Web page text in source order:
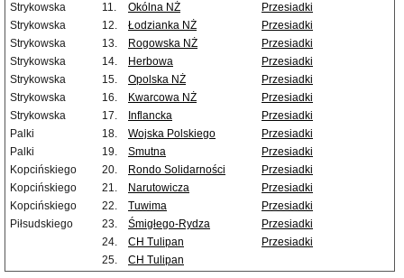
Strykowska
11. Okólna NŻ
Przesiadki
Strykowska
12. Łodzianka NŻ
Przesiadki
Strykowska
13. Rogowska NŻ
Przesiadki
Strykowska
14. Herbowa
Przesiadki
Strykowska
15. Opolska NŻ
Przesiadki
Strykowska
16. Kwarcowa NŻ
Przesiadki
Strykowska
17. Inflancka
Przesiadki
Palki
18. Wojska Polskiego
Przesiadki
Palki
19. Smutna
Przesiadki
Kopcińskiego
20. Rondo Solidarności
Przesiadki
Kopcińskiego
21. Narutowicza
Przesiadki
Kopcińskiego
22. Tuwima
Przesiadki
Piłsudskiego
23. Śmigłego-Rydza
Przesiadki
24.
CH Tulipan
Przesiadki
25.
CH Tulipan